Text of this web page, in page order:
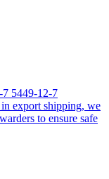
7 5449-12-7
export shipping, we
to ensure safe